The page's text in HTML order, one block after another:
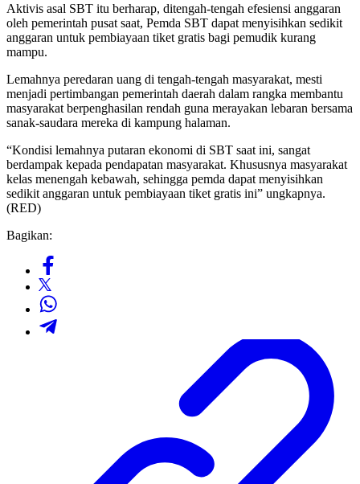
Aktivis asal SBT itu berharap, ditengah-tengah efesiensi anggaran
oleh pemerintah pusat saat, Pemda SBT dapat menyisihkan sedikit
anggaran untuk pembiayaan tiket gratis bagi pemudik kurang
mampu.
Lemahnya peredaran uang di tengah-tengah masyarakat, mesti
menjadi pertimbangan pemerintah daerah dalam rangka membantu
masyarakat berpenghasilan rendah guna merayakan lebaran bersama
sanak-saudara mereka di kampung halaman.
“Kondisi lemahnya putaran ekonomi di SBT saat ini, sangat
berdampak kepada pendapatan masyarakat. Khususnya masyarakat
kelas menengah kebawah, sehingga pemda dapat menyisihkan
sedikit anggaran untuk pembiayaan tiket gratis ini” ungkapnya.
(RED)
Bagikan: